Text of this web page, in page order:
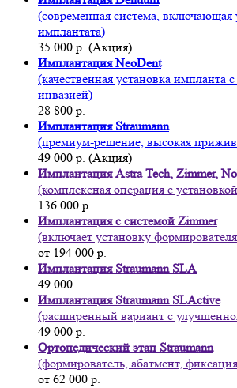
(современная система, включающая
имплантата)
35 000 р. (Акция)
Имплантация NeoDent
(качественная установка импланта
инвазией)
28 800 р.
Имплантация Straumann
(премиум-решение, высокая
49 000 р. (Акция)
Имплантация Astra Tech, Zimmer,
(комплексная операция с
136 000 р.
Имплантация с системой Zimmer
(включает установку
от 194 000 р.
Имплантация Straumann SLA
49 000
Имплантация Straumann SLActive
(расширенный вариант с
49 000 р.
Ортопедический этап Straumann
(формирователь, абатмент,
от 62 000 р.